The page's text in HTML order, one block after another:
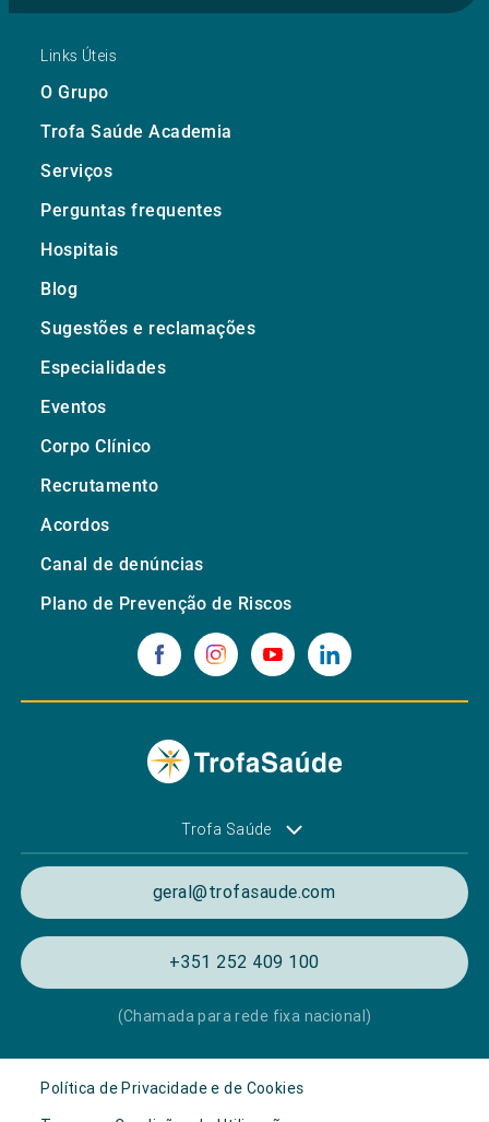
Links Úteis
O Grupo
Trofa Saúde Academia
Serviços
Perguntas frequentes
Hospitais
Blog
Sugestões e reclamações
Especialidades
Eventos
Corpo Clínico
Recrutamento
Acordos
Canal de denúncias
Plano de Prevenção de Riscos
Trofa Saúde
geral@trofasaude.com
+351 252 409 100
(Chamada para rede fixa nacional)
Política de Privacidade e de Cookies